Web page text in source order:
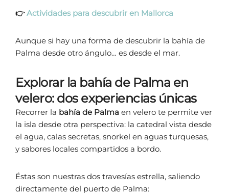
👉Actividades para descubrir en Mallorca
Aunque si hay una forma de descubrir la bahía de
Palma desde otro ángulo… es desde el mar.
Explorar la bahía de Palma en
velero: dos experiencias únicas
Recorrer la bahía de Palma en velero te permite ver
la isla desde otra perspectiva: la catedral vista desde
el agua, calas secretas, snorkel en aguas turquesas,
y sabores locales compartidos a bordo.
Éstas son nuestras dos travesías estrella, saliendo
directamente del puerto de Palma: